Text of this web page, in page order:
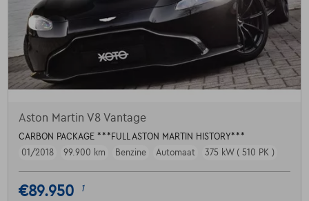
Aston Martin V8 Vantage
CARBON PACKAGE ***FULL ASTON MARTIN HISTORY***
01/2018
99.900 km Benzine Automaat 375 kW ( 510 PK )
€89.950 1